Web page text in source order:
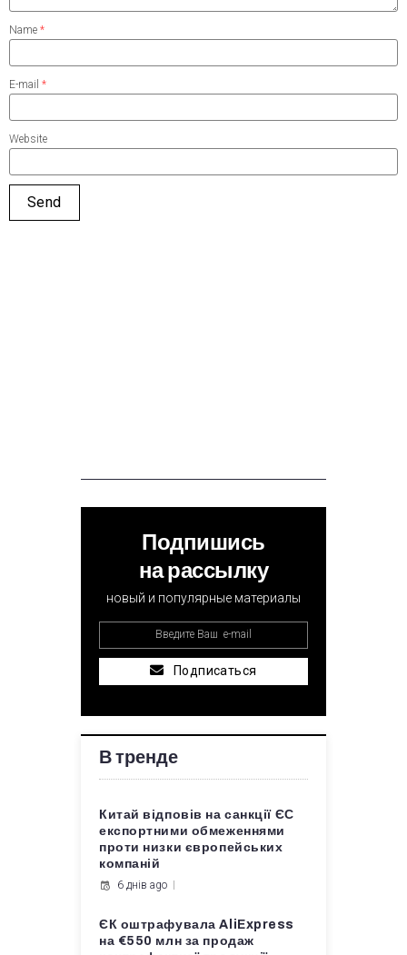
Name *
E-mail *
Website
Подпишись
на рассылку
новый и популярные материалы
Подписаться
В тренде
Китай відповів на санкції ЄС
експортними обмеженнями
проти низки європейських
компаній
6 днів ago
ЄК оштрафувала AliExpress
на €550 млн за продаж